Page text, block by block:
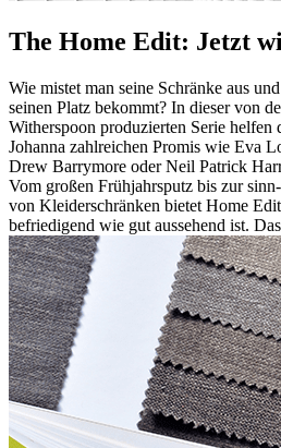
The Home Edit: Jetzt
Wie mistet man seine Schränke aus
seinen Platz bekommt? In dieser von
Witherspoon produzierten Serie
Johanna zahlreichen Promis wie Eva
Drew Barrymore oder Neil Patrick
Vom großen Frühjahrsputz bis zur
von Kleiderschränken bietet Home
befriedigend wie gut aussehend ist.